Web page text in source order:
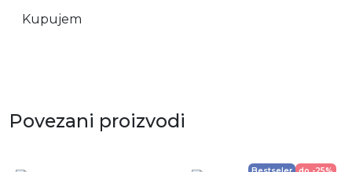
Kupujem
Povezani proizvodi